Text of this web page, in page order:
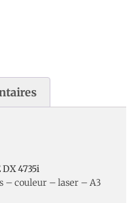
4735i
couleur – laser – A3